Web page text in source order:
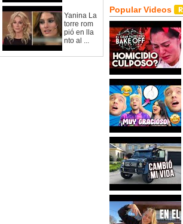
Yanina La
torre rom
pió en lla
nto al ...
Popular Videos